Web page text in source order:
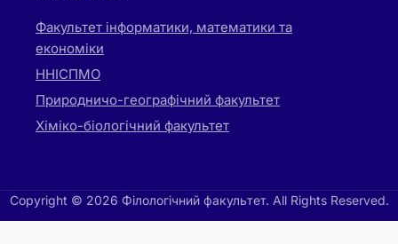
Факультет інформатики, математики та
економіки
ННІСПМО
Природничо-географічний факультет
Хіміко-біологічний факультет
Copyright © 2026 Філологічний факультет. All Rights Reserved.